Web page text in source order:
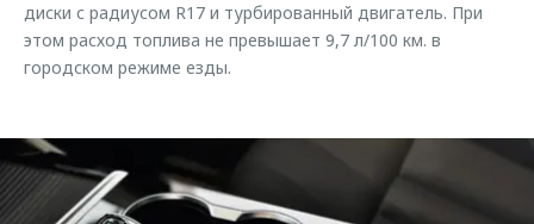
диски с радиусом R17 и турбированный двигатель. При
этом расход топлива не превышает 9,7 л/100 км. в
городском режиме езды.